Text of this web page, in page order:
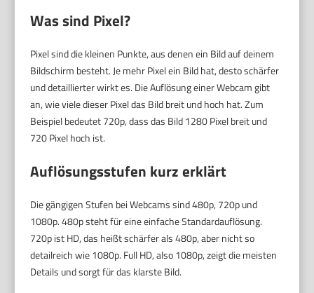
Was sind Pixel?
Pixel sind die kleinen Punkte, aus denen ein Bild auf deinem
Bildschirm besteht. Je mehr Pixel ein Bild hat, desto schärfer
und detaillierter wirkt es. Die Auflösung einer Webcam gibt
an, wie viele dieser Pixel das Bild breit und hoch hat. Zum
Beispiel bedeutet 720p, dass das Bild 1280 Pixel breit und
720 Pixel hoch ist.
Auflösungsstufen kurz erklärt
Die gängigen Stufen bei Webcams sind 480p, 720p und
1080p. 480p steht für eine einfache Standardauflösung.
720p ist HD, das heißt schärfer als 480p, aber nicht so
detailreich wie 1080p. Full HD, also 1080p, zeigt die meisten
Details und sorgt für das klarste Bild.